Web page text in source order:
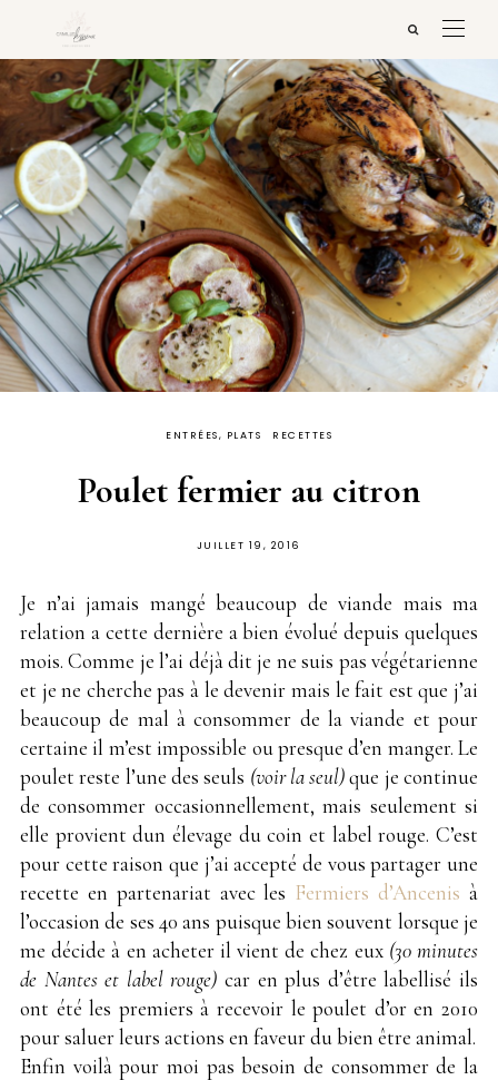
ENTRÉES, PLATS RECETTES
Poulet fermier au citron
PUBLIÉ
JUILLET 19, 2016
Je n’ai jamais mangé beaucoup de viande mais ma
relation a cette dernière a bien évolué depuis quelques
mois. Comme je l’ai déjà dit je ne suis pas végétarienne
et je ne cherche pas à le devenir mais le fait est que j’ai
beaucoup de mal à consommer de la viande et pour
certaine il m’est impossible ou presque d’en manger. Le
poulet reste l’une des seuls (voir la seul)que je continue
de consommer occasionnellement, mais seulement si
elle provient dun élevage du coin et label rouge. C’est
pour cette raison que j’ai accepté de vous partager une
recette en partenariat avec les Fermiers d’Ancenis à
l’occasion de ses 40 ans puisque bien souvent lorsque je
me décide à en acheter il vient de chez eux (30 minutes
de Nantes et label rouge) car en plus d’être labellisé ils
ont été les premiers à recevoir le poulet d’or en 2010
pour saluer leurs actions en faveur du bien être animal.
Enfin voilà pour moi pas besoin de consommer de la